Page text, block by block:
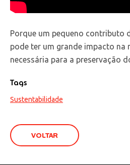
Porque um pequeno contributo
pode ter um grande impacto na
necessária para a preservação
Tags
Sustentabilidade
VOLTAR